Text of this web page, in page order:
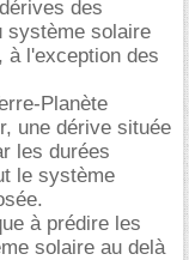
des
système solaire
à l'exception des
Planète
une dérive située
les durées
le système
à prédire les
solaire au delà